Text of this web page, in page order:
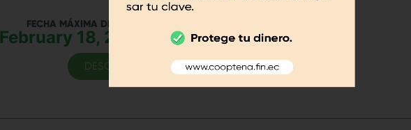
FECHA MÁXIMA DE POSTULACIÓN
February 18, 2022 - 17:00
DESCARGAR DOCUMENTACIÓN